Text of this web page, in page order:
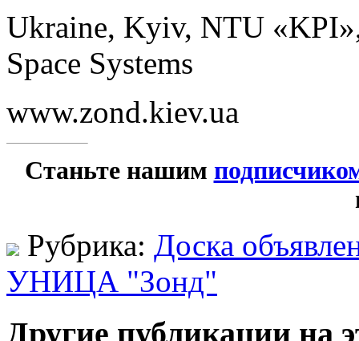
Ukraine, Kyiv, NTU
Space Systems
www.zond.kiev.ua
Станьте нашим
Рубрика: Доска
УНИЦА "Зонд"
Другие публикации на